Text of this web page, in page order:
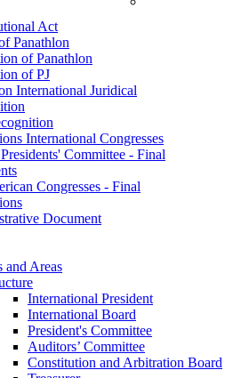
Act
Panathlon
of Panathlon
of PJ
International Juridical
International Congresses
Committee - Final
Congresses - Final
Document
and Areas
International President
International Board
President's Committee
Auditors’ Committee
Constitution and Arbitration Board